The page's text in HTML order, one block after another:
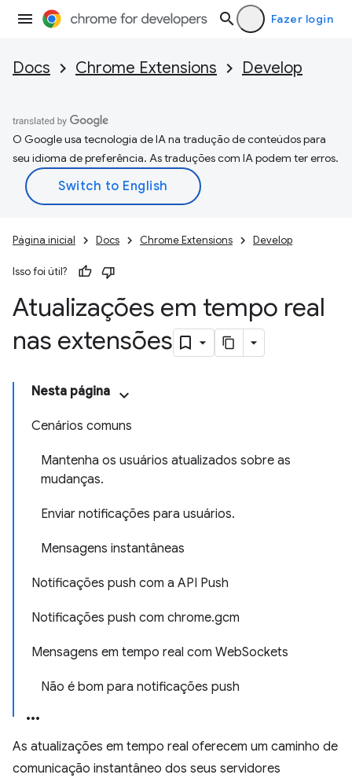
Fazer login
Docs Chrome Extensions Develop
O Google usa tecnologia de IA na tradução de conteúdos para
seu idioma de preferência. As traduções com IA podem ter erros.
Página inicial Docs Chrome Extensions Develop
Isso foi útil?
Atualizações em tempo real
nas extensões
Nesta página
Cenários comuns
Mantenha os usuários atualizados sobre as
mudanças.
Enviar notificações para usuários.
Mensagens instantâneas
Notificações push com a API Push
Notificações push com chrome.gcm
Mensagens em tempo real com WebSockets
Não é bom para notificações push
As atualizações em tempo real oferecem um caminho de
comunicação instantâneo dos seus servidores